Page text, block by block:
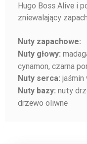
Hugo Boss Alive i
zniewalający
Nuty zapachowe:
Nuty głowy:
cynamon, czarna
Nuty serca: jaśmin
Nuty bazy: nuty
drzewo oliwne